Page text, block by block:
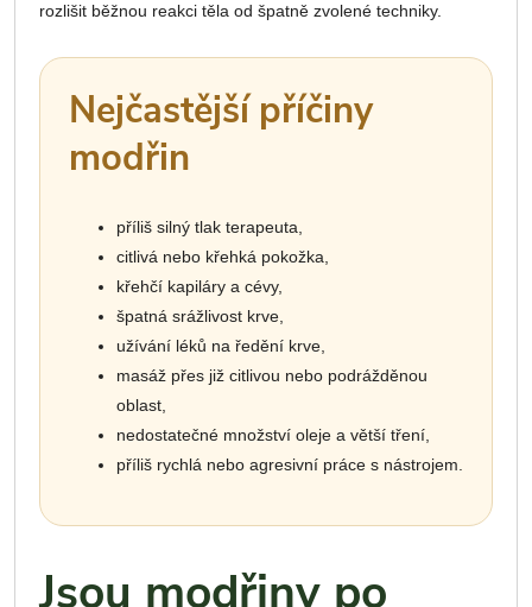
rozlišit běžnou reakci těla od špatně zvolené techniky.
Nejčastější příčiny
modřin
příliš silný tlak terapeuta,
citlivá nebo křehká pokožka,
křehčí kapiláry a cévy,
špatná srážlivost krve,
užívání léků na ředění krve,
masáž přes již citlivou nebo podrážděnou
oblast,
nedostatečné množství oleje a větší tření,
příliš rychlá nebo agresivní práce s nástrojem.
Jsou modřiny po